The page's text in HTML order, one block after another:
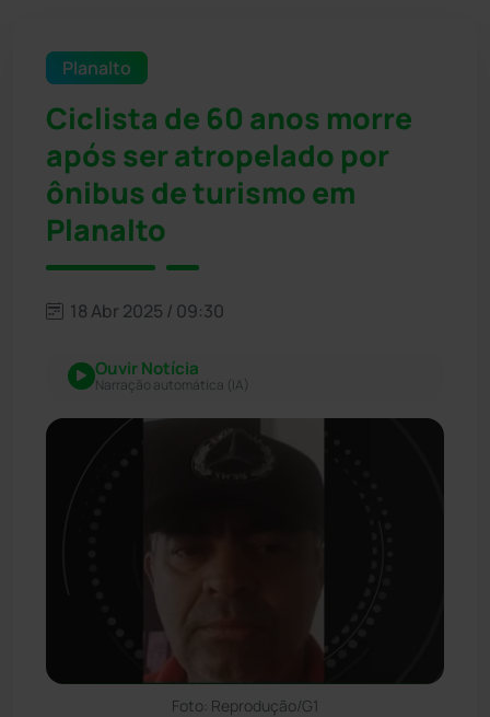
Planalto
Ciclista de 60 anos morre
após ser atropelado por
ônibus de turismo em
Planalto
18 Abr 2025 / 09:30
Ouvir Notícia
Narração automática (IA)
Foto: Reprodução/G1